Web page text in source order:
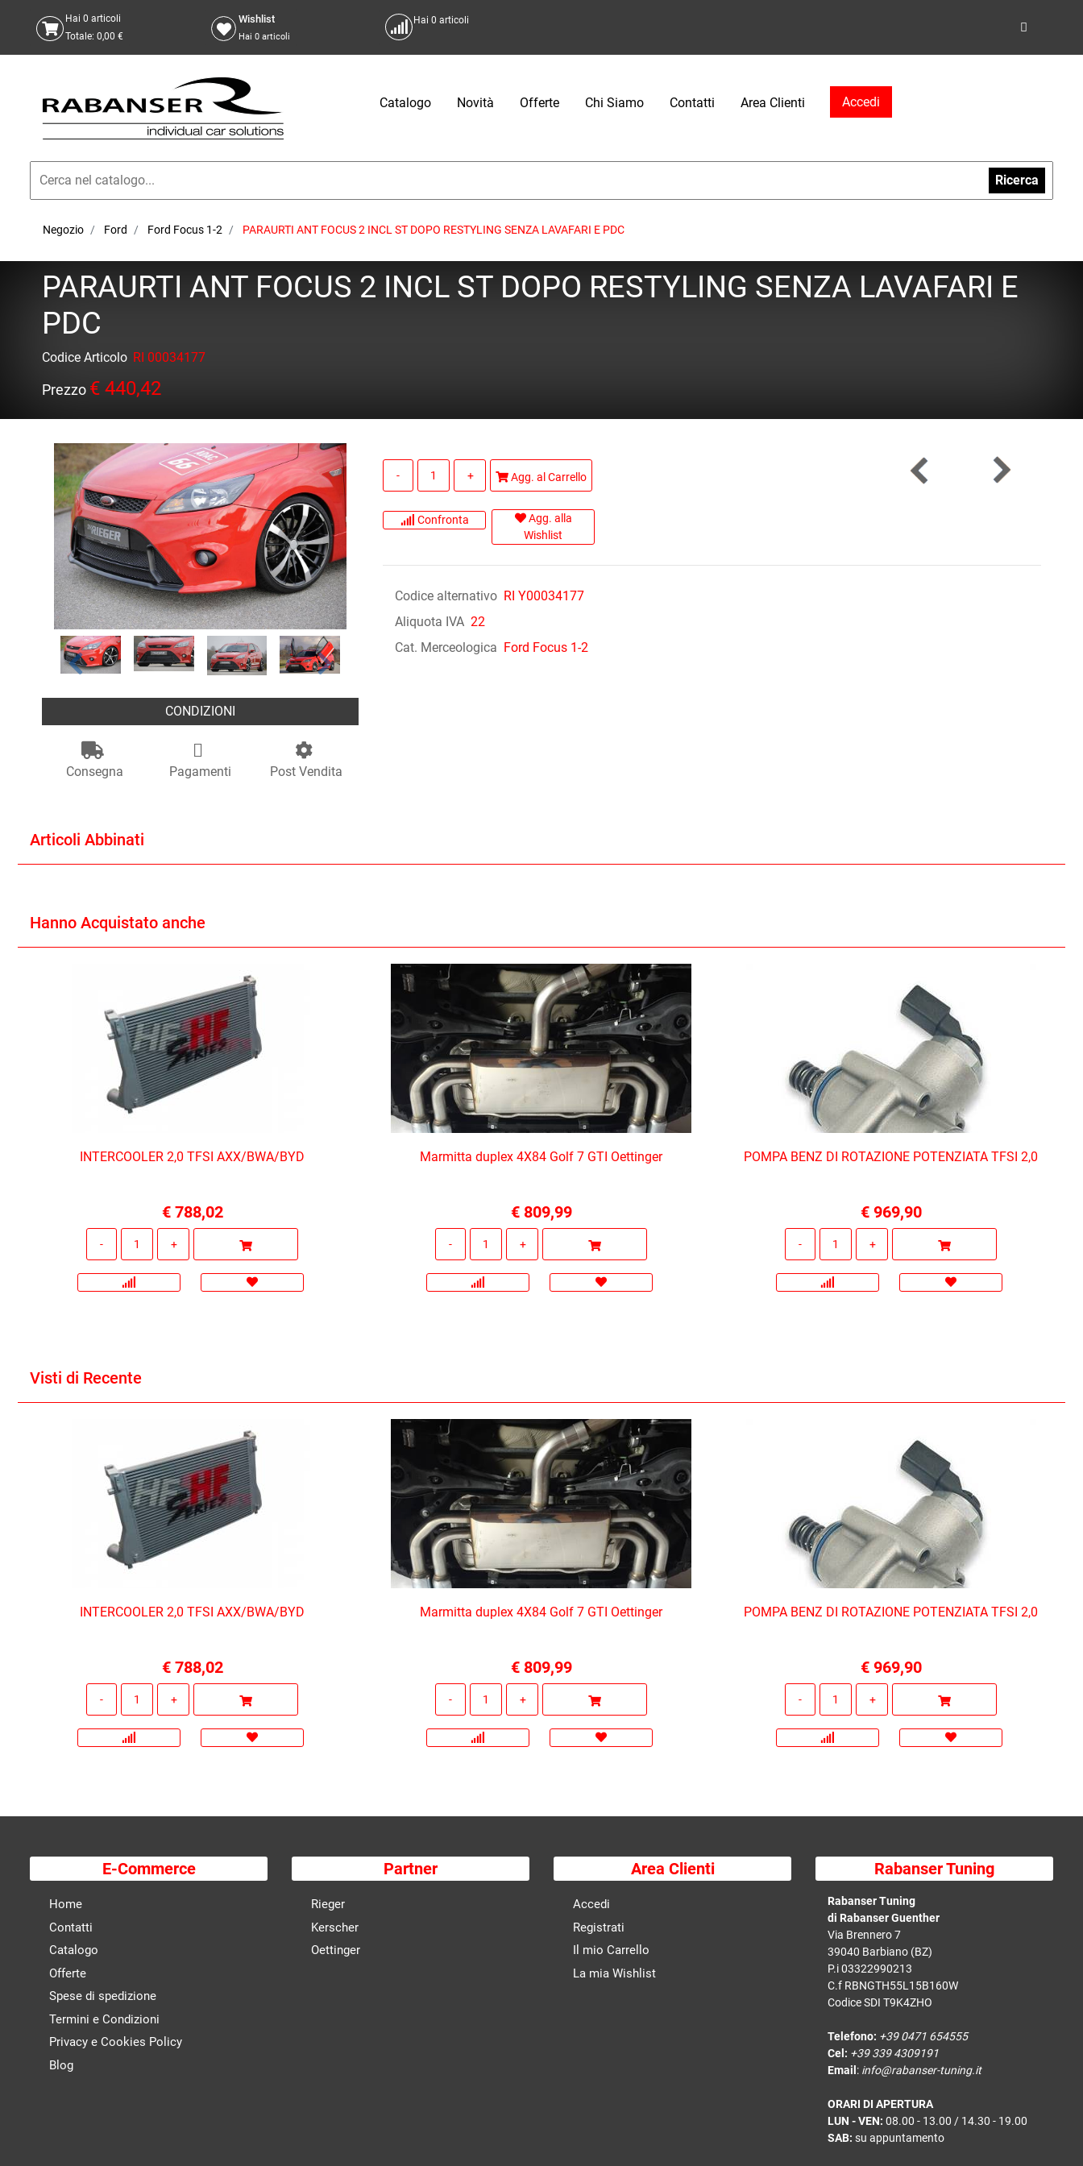
Hai 0 articoli
Totale: 0,00 €
Wishlist
Hai 0 articoli
Hai0 articoli
Catalogo Novità Offerte Chi Siamo Contatti Area Clienti Accedi
Ricerca
Negozio Ford Ford Focus 1-2 PARAURTI ANT FOCUS 2 INCL ST DOPO RESTYLING SENZA LAVAFARI E PDC
PARAURTI ANT FOCUS 2 INCL ST DOPO RESTYLING SENZA LAVAFARI E
PDC
Codice Articolo RI 00034177
Prezzo € 440,42
CONDIZIONI
Consegna Pagamenti Post Vendita
Quantità
Agg. al Carrello
Confronta
Agg. alla
Wishlist
Codice alternativo RI Y00034177
Aliquota IVA 22
Cat. Merceologica Ford Focus 1-2
Articoli Abbinati
Hanno Acquistato anche
INTERCOOLER 2,0 TFSI AXX/BWA/BYD
€ 788,02
Marmitta duplex 4X84 Golf 7 GTI Oettinger
€ 809,99
POMPA BENZ DI ROTAZIONE POTENZIATA TFSI 2,0
€ 969,90
Visti di Recente
INTERCOOLER 2,0 TFSI AXX/BWA/BYD
€ 788,02
Marmitta duplex 4X84 Golf 7 GTI Oettinger
€ 809,99
POMPA BENZ DI ROTAZIONE POTENZIATA TFSI 2,0
€ 969,90
E-Commerce
Home
Contatti
Catalogo
Offerte
Spese di spedizione
Termini e Condizioni
Privacy e Cookies Policy
Blog
Partner
Rieger
Kerscher
Oettinger
Area Clienti
Accedi
Registrati
Il mio Carrello
La mia Wishlist
Rabanser Tuning
Rabanser Tuning
di Rabanser Guenther
Via Brennero 7
39040 Barbiano (BZ)
P.i 03322990213
C.f RBNGTH55L15B160W
Codice SDI T9K4ZHO
Telefono: +39 0471 654555
Cel: +39 339 4309191
Email : info@rabanser-tuning.it
ORARI DI APERTURA
LUN - VEN: 08.00 - 13.00 / 14.30 - 19.00
SAB: su appuntamento